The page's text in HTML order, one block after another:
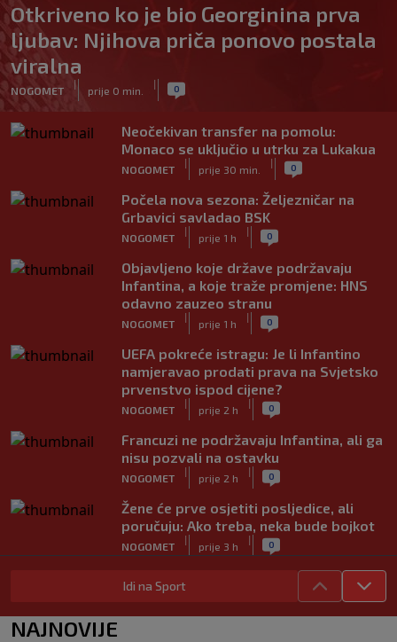
Otkriveno ko je bio Georginina prva
ljubav: Njihova priča ponovo postala
viralna
NOGOMET
|
prije 0 min.
| 0
Neočekivan transfer na pomolu:
Monaco se uključio u utrku za Lukakua
NOGOMET
|
prije 30 min.
| 0
Počela nova sezona: Željezničar na
Grbavici savladao BSK
NOGOMET
|
prije 1 h
| 0
Objavljeno koje države podržavaju
Infantina, a koje traže promjene: HNS
odavno zauzeo stranu
NOGOMET
|
prije 1 h
| 0
UEFA pokreće istragu: Je li Infantino
namjeravao prodati prava na Svjetsko
prvenstvo ispod cijene?
NOGOMET
|
prije 2 h
| 0
Francuzi ne podržavaju Infantina, ali ga
nisu pozvali na ostavku
NOGOMET
|
prije 2 h
| 0
Žene će prve osjetiti posljedice, ali
poručuju: Ako treba, neka bude bojkot
NOGOMET
|
prije 3 h
| 0
Zvanično: Samed Baždar ima novi klub,
zadužio broj sa velikom "težinom"
NOGOMET prije 5 h
Idi na Sport
NAJNOVIJE